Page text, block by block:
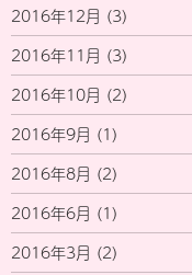
2016年12月 (3)
2016年11月 (3)
2016年10月 (2)
2016年9月 (1)
2016年8月 (2)
2016年6月 (1)
2016年3月 (2)